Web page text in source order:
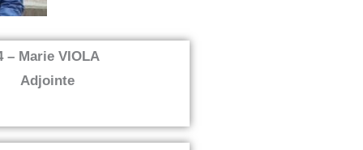
– Marie VIOLA
Adjointe